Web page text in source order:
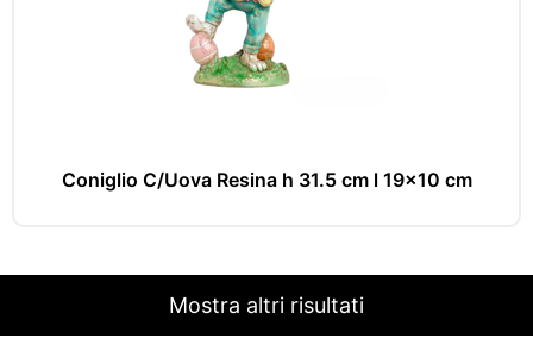
Coniglio C/Uova Resina h 31.5 cm l 19x10 cm
Mostra altri risultati